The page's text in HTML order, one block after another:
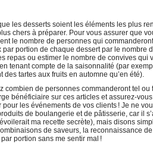
les desserts soient les éléments les plus
chers à préparer. Pour vous assurer que
le nombre de personnes qui
portion de chaque dessert par le nombre
repas ou estimer le nombre de convives qui
tenant compte de la saisonnalité (par
des tartes aux fruits en automne qu’en été).
combien de personnes commanderont tel ou
bénéficiaire sur ces articles et assurez-
les événements de vos clients ! Je ne
de boulangerie et de pâtisserie, car il
ma recette secrète), mais disons
de saveurs, la reconnaissance
portion sans me sentir mal !